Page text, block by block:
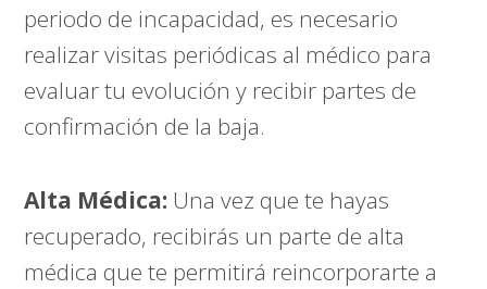
periodo de incapacidad, es necesario
realizar visitas periódicas al médico para
evaluar tu evolución y recibir partes de
confirmación de la baja.
Alta Médica: Una vez que te hayas
recuperado, recibirás un parte de alta
médica que te permitirá reincorporarte a